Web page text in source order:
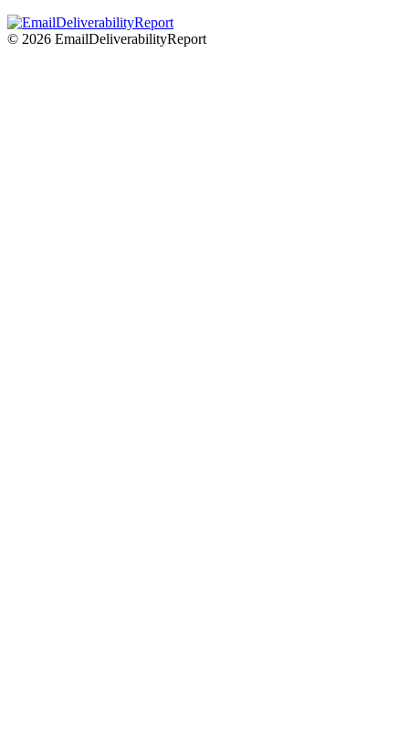
© 2026 EmailDeliverabilityReport